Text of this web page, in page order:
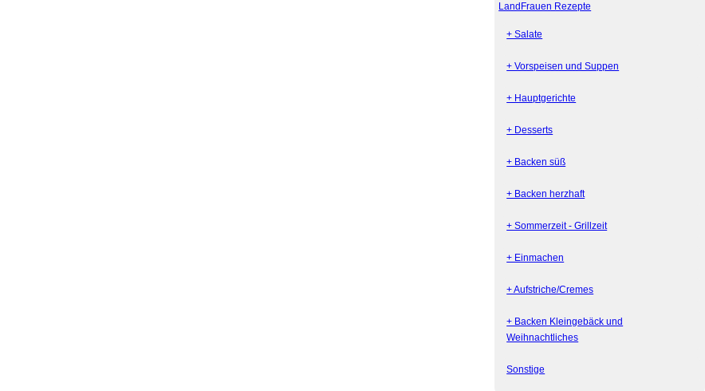
LandFrauen Rezepte
+ Salate
+ Vorspeisen und Suppen
+ Hauptgerichte
+ Desserts
+ Backen süß
+ Backen herzhaft
+ Sommerzeit - Grillzeit
+ Einmachen
+ Aufstriche/Cremes
+ Backen Kleingebäck und
Weihnachtliches
Sonstige